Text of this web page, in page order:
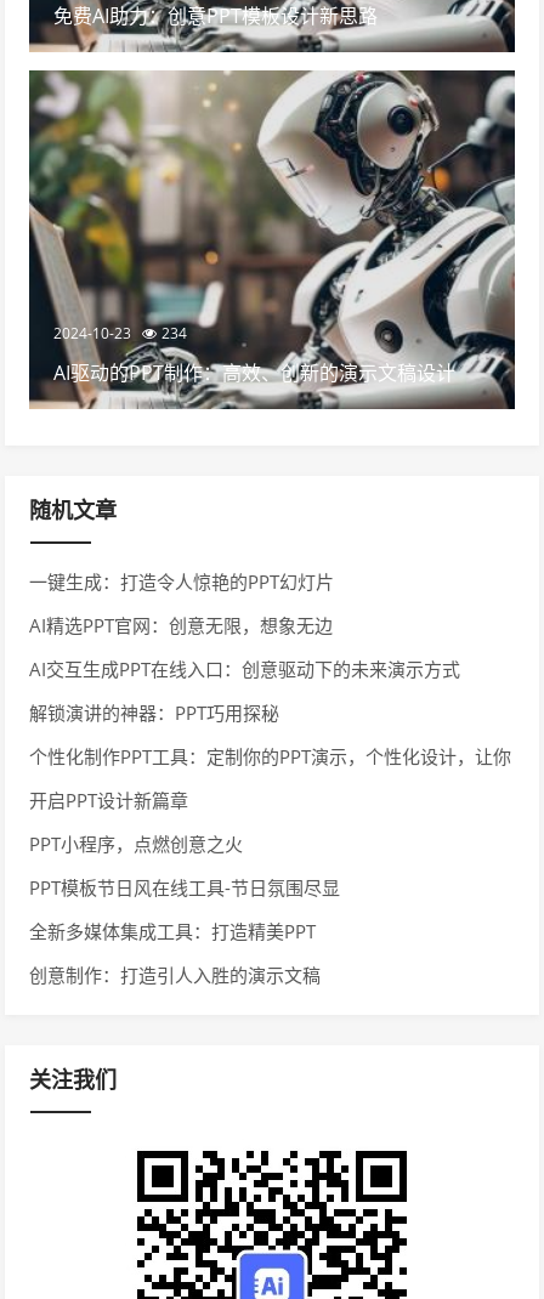
免费AI助力：创意PPT模板设计新思路
2024-10-23 234
AI驱动的PPT制作：高效、创新的演示文稿设计
随机文章
一键生成：打造令人惊艳的PPT幻灯片
AI精选PPT官网：创意无限，想象无边
AI交互生成PPT在线入口：创意驱动下的未来演示方式
解锁演讲的神器：PPT巧用探秘
个性化制作PPT工具：定制你的PPT演示，个性化设计，让你
与众不同
开启PPT设计新篇章
PPT小程序，点燃创意之火
PPT模板节日风在线工具-节日氛围尽显
全新多媒体集成工具：打造精美PPT
创意制作：打造引人入胜的演示文稿
关注我们